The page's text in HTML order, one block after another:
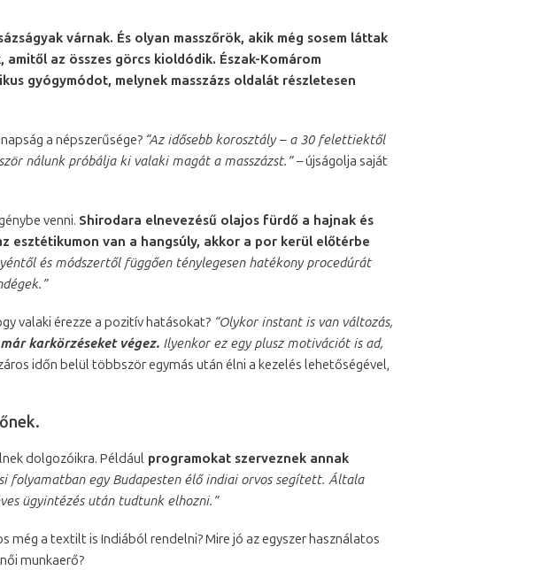
várnak. És olyan masszőrök, akik még sosem láttak
az összes görcs kioldódik. Észak-Komárom
gyógymódot, melynek masszázs oldalát részletesen
a népszerűsége? “Az idősebb korosztály – a 30 felettiektől
nálunk próbálja ki valaki magát a masszázst.”– újságolja saját
venni. Shirodara elnevezésű olajos fürdő a hajnak és
esztétikumon van a hangsúly, akkor a por kerül előtérbe
és módszertől függően ténylegesen hatékony procedúrát
valaki érezze a pozitív hatásokat? “Olykor instant is van változás,
karkörzéseket végez. Ilyenkor ez egy plusz motivációt is ad,
időn belül többször egymás után élni a kezelés lehetőségével,
dolgozóikra. Például programokat szerveznek annak
folyamatban egy Budapesten élő indiai orvos segített. Általa
ügyintézés után tudtunk elhozni.”
még a textilt is Indiából rendelni? Mire jó az egyszer használatos
munkaerő?